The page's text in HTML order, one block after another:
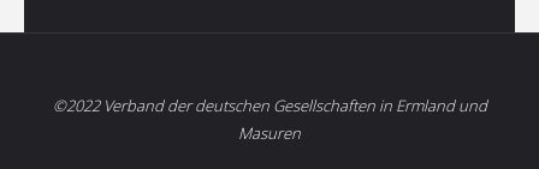
©2022 Verband der deutschen Gesellschaften in Ermland und
Masuren